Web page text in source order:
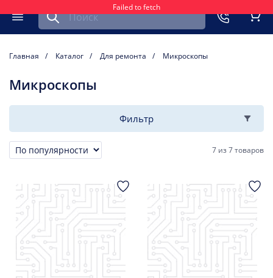
Failed to fetch
Меню
Найти запчасть для мобильного устройства
Главная Каталог Для ремонта Микроскопы
Микроскопы
Фильтр
Сортировка 7 из7 товаров